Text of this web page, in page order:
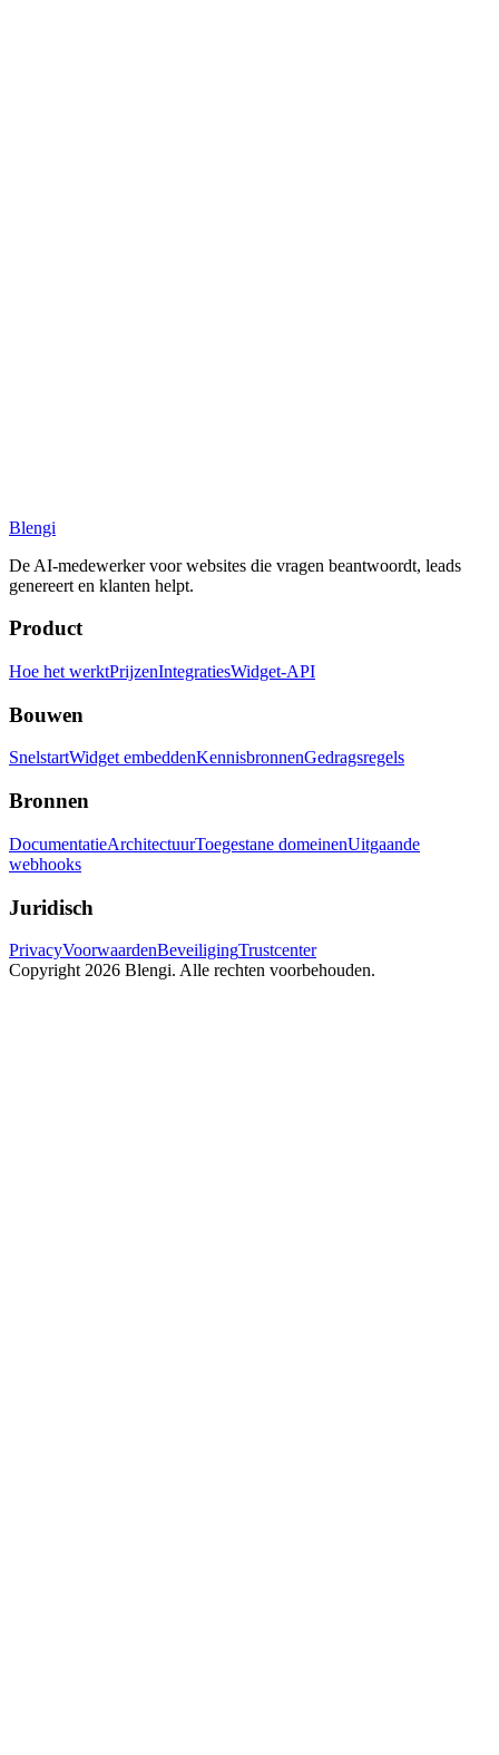
Blengi
De AI-medewerker voor websites die vragen beantwoordt, leads
genereert en klanten helpt.
Product
Hoe het werktPrijzenIntegratiesWidget-API
Bouwen
SnelstartWidget embeddenKennisbronnenGedragsregels
Bronnen
DocumentatieArchitectuurToegestane domeinenUitgaande
webhooks
Juridisch
PrivacyVoorwaardenBeveiligingTrustcenter
Copyright 2026 Blengi. Alle rechten voorbehouden.